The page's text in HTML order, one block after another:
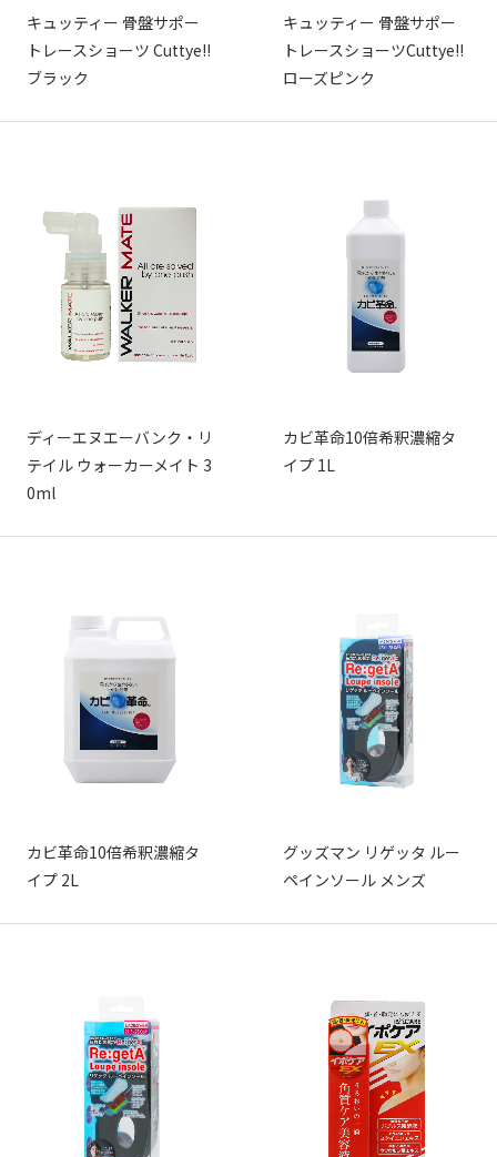
キュッティー 骨盤サポー
トレースショーツ Cuttye!!
ブラック
キュッティー 骨盤サポー
トレースショーツCuttye!!
ローズピンク
ディーエヌエーバンク・リ
テイル ウォーカーメイト 3
0ml
カビ革命10倍希釈濃縮タ
イプ 1L
カビ革命10倍希釈濃縮タ
イプ 2L
グッズマン リゲッタ ルー
ペインソール メンズ